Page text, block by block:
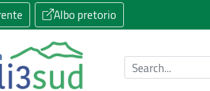
Albo pretorio
Cerca nel sito